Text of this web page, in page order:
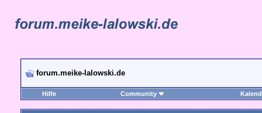
forum.meike-lalowski.de
Hilfe Community